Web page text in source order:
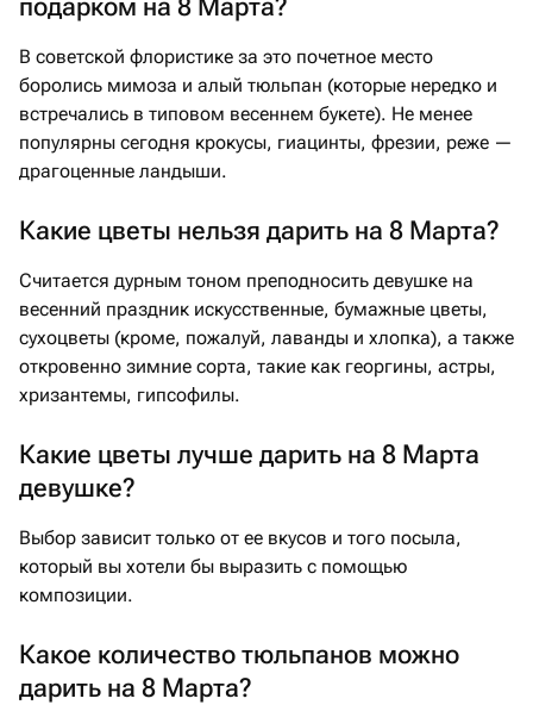
подарком на 8 Марта?
В советской флористике за это почетное место
боролись мимоза и алый тюльпан (которые нередко и
встречались в типовом весеннем букете). Не менее
популярны сегодня крокусы, гиацинты, фрезии, реже —
драгоценные ландыши.
Какие цветы нельзя дарить на 8 Марта?
Считается дурным тоном преподносить девушке на
весенний праздник искусственные, бумажные цветы,
сухоцветы (кроме, пожалуй, лаванды и хлопка), а также
откровенно зимние сорта, такие как георгины, астры,
хризантемы, гипсофилы.
Какие цветы лучше дарить на 8 Марта
девушке?
Выбор зависит только от ее вкусов и того посыла,
который вы хотели бы выразить с помощью
композиции.
Какое количество тюльпанов можно
дарить на 8 Марта?